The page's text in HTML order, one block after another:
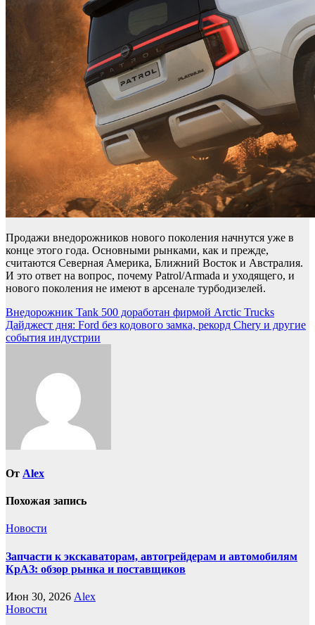
Продажи внедорожников нового поколения начнутся уже в
конце этого года. Основными рынками, как и прежде,
считаются Северная Америка, Ближний Восток и Австралия.
И это ответ на вопрос, почему Patrol/Armada и уходящего, и
нового поколения не имеют в арсенале турбодизелей.
Навигация
по
Внедорожник Tank 500 доработан фирмой Arctic Trucks
Дайджест дня: Ford без кодового замка, рекорд Chery и другие
события индустрии
От Alex
Похожая запись
Новости
Запчасти к экскаваторам, автогрейдерам и автомобилям
КрАЗ: обзор рынка и поставщиков
Июн 30, 2026 Alex
Новости